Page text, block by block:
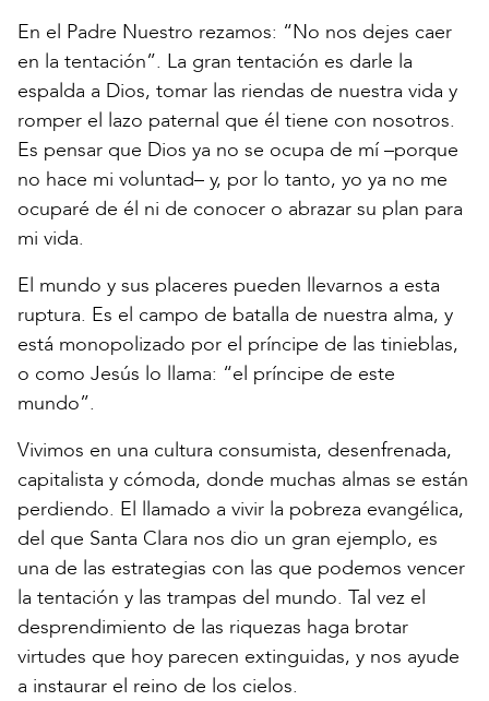
En el Padre Nuestro rezamos: “No nos dejes caer
en la tentación”. La gran tentación es darle la
espalda a Dios, tomar las riendas de nuestra vida y
romper el lazo paternal que él tiene con nosotros.
Es pensar que Dios ya no se ocupa de mí –porque
no hace mi voluntad– y, por lo tanto, yo ya no me
ocuparé de él ni de conocer o abrazar su plan para
mi vida.
El mundo y sus placeres pueden llevarnos a esta
ruptura. Es el campo de batalla de nuestra alma, y
está monopolizado por el príncipe de las tinieblas,
o como Jesús lo llama: “el príncipe de este
mundo”.
Vivimos en una cultura consumista, desenfrenada,
capitalista y cómoda, donde muchas almas se están
perdiendo. El llamado a vivir la pobreza evangélica,
del que Santa Clara nos dio un gran ejemplo, es
una de las estrategias con las que podemos vencer
la tentación y las trampas del mundo. Tal vez el
desprendimiento de las riquezas haga brotar
virtudes que hoy parecen extinguidas, y nos ayude
a instaurar el reino de los cielos.